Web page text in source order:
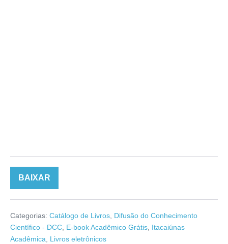
BAIXAR
Categorias: Catálogo de Livros, Difusão do Conhecimento
Científico - DCC, E-book Acadêmico Grátis, Itacaiúnas
Acadêmica, Livros eletrônicos